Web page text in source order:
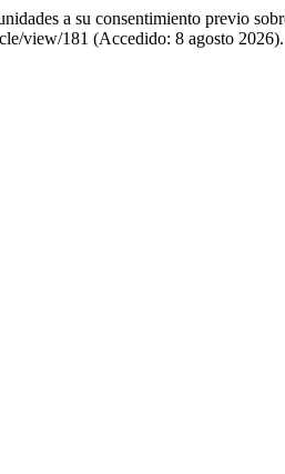
a su consentimiento previo
view/181 (Accedido: 8 agosto 2026).